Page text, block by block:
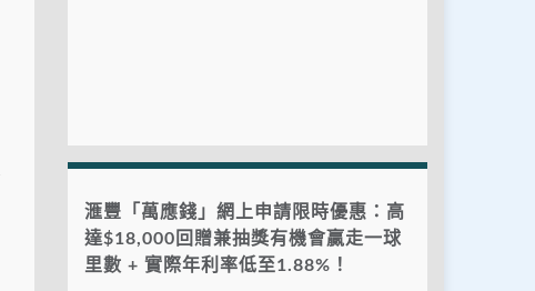
滙豐「萬應錢」網上申請限時優惠：高
達$18,000回贈兼抽獎有機會贏走一球
里數 + 實際年利率低至1.88%！